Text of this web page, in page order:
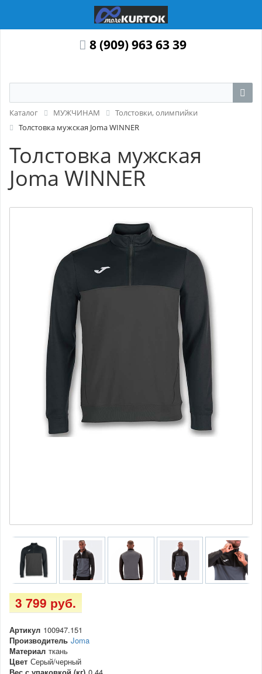
8 (909) 963 63 39
Каталог МУЖЧИНАМ
Толстовки, олимпийки
Толстовка мужская Joma WINNER
Толстовка мужская
Joma WINNER
3 799 руб.
Артикул 100947.151
Производитель Joma
Материал ткань
Цвет Серый/черный
Вес с упаковкой (кг) 0.44